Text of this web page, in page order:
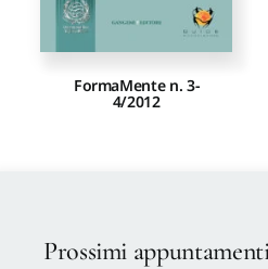
Newsletter
FormaMente n. 3-
4/2012
Prossimi